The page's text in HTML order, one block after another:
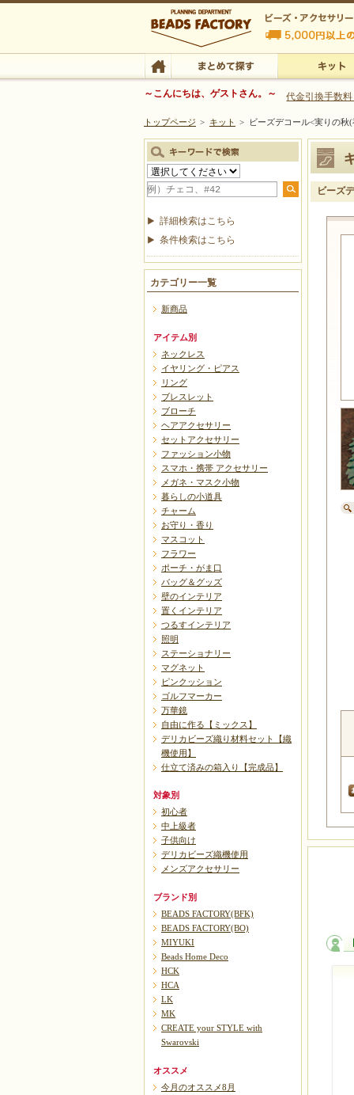
ビーズファクトリー ビーズ・パーツ・金具など
ビーズ・アクセサ
ビーズ・アクセサリーの専門店 ビーズファクト
TOP まとめて探す
～こんにちは、ゲストさん。～ 代金引換手数
トップページ > キット > ビーズデコール<実りの秋
ビーズ
詳細検索はこちら
条件検索はこちら
カテゴリー一覧
新商品
アイテム別
ネックレス
イヤリング・ピアス
リング
ブレスレット
ブローチ
ヘアアクセサリー
セットアクセサリー
ファッション小物
スマホ・携帯 アクセサリー
メガネ・マスク小物
暮らしの小道具
チャーム
お守り・香り
マスコット
フラワー
ポーチ・がま口
バッグ＆グッズ
壁のインテリア
置くインテリア
つるすインテリア
照明
ステーショナリー
マグネット
ピンクッション
ゴルフマーカー
万華鏡
自由に作る【ミックス】
デリカビーズ織り材料セット【織
機使用】
仕立て済みの箱入り【完成品】
対象別
初心者
中上級者
子供向け
デリカビーズ織機使用
メンズアクセサリー
ブランド別
BEADS FACTORY(BFK)
BEADS FACTORY(BO)
MIYUKI
Beads Home Deco
HCK
HCA
LK
MK
CREATE your STYLE with
Swarovski
オススメ
今月のオススメ8月